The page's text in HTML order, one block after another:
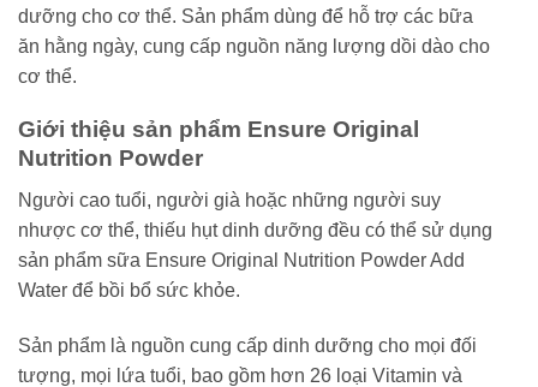
dưỡng cho cơ thể. Sản phẩm dùng để hỗ trợ các bữa
ăn hằng ngày, cung cấp nguồn năng lượng dồi dào cho
cơ thể.
Giới thiệu sản phẩm Ensure Original
Nutrition Powder
Người cao tuổi, người già hoặc những người suy
nhược cơ thể, thiếu hụt dinh dưỡng đều có thể sử dụng
sản phẩm sữa Ensure Original Nutrition Powder Add
Water để bồi bổ sức khỏe.
Sản phẩm là nguồn cung cấp dinh dưỡng cho mọi đối
tượng, mọi lứa tuổi, bao gồm hơn 26 loại Vitamin và